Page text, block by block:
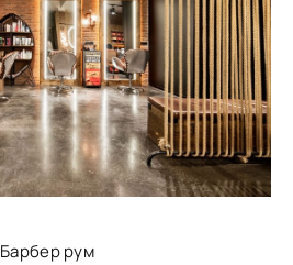
Барбер рум